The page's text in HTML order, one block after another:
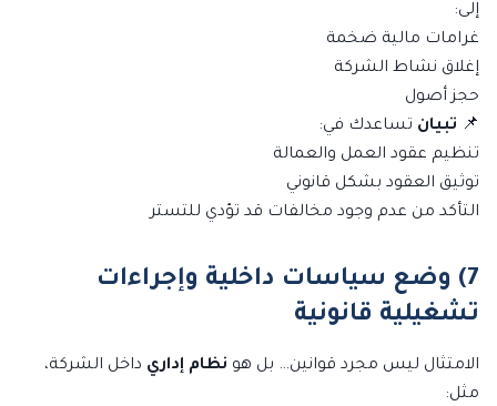
إلى:
غرامات مالية ضخمة
إغلاق نشاط الشركة
حجز أصول
📌 تبيان تساعدك في:
تنظيم عقود العمل والعمالة
توثيق العقود بشكل قانوني
التأكد من عدم وجود مخالفات قد تؤدي للتستر
7) وضع سياسات داخلية وإجراءات
تشغيلية قانونية
الامتثال ليس مجرد قوانين… بل هو نظام إداري داخل الشركة،
مثل: